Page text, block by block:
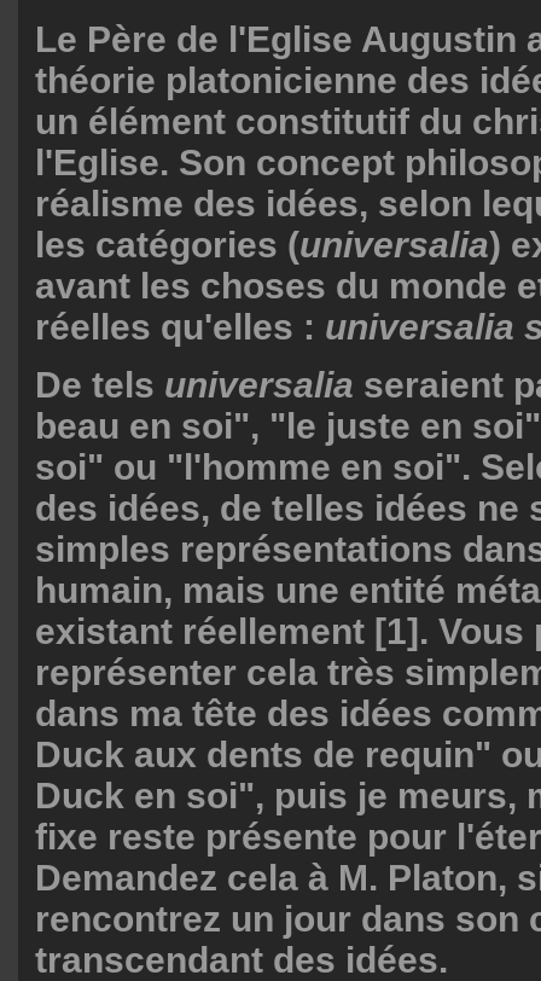
Le Père de l'Eglise Augustin
théorie platonicienne des
un élément constitutif du
l'Eglise. Son concept
réalisme des idées, selon
les catégories (universalia)
avant les choses du monde
réelles qu'elles : universalia
De tels universalia seraient
beau en soi", "le juste en
soi" ou "l'homme en soi".
des idées, de telles idées ne
simples représentations
humain, mais une entité
existant réellement [1]. Vous
représenter cela très
dans ma tête des idées
Duck aux dents de requin"
Duck en soi", puis je meurs,
fixe reste présente pour
Demandez cela à M. Platon,
rencontrez un jour dans son
transcendant des idées.